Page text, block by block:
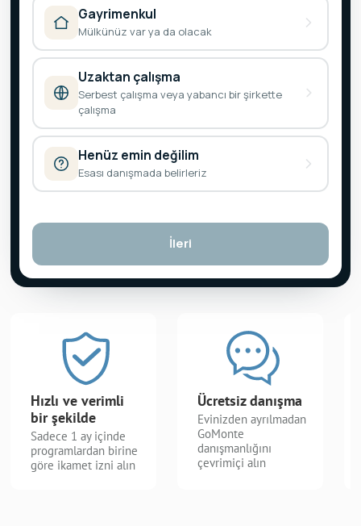
Gayrimenkul
Mülkünüz var ya da olacak
Uzaktan çalışma
Serbest çalışma veya yabancı bir şirkette
çalışma
Henüz emin değilim
Esası danışmada belirleriz
İleri
Hızlı ve verimli
bir şekilde
Sadece 1 ay içinde
programlardan birine
göre ikamet izni alın
Ücretsiz danışma
Evinizden ayrılmadan
GoMonte
danışmanlığını
çevrimiçi alın